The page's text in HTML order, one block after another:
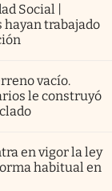
Social |
hayan trabajado
vacío.
le construyó
en vigor la ley
habitual en